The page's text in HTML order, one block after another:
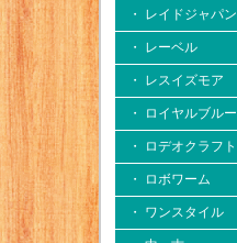
・ レイドジャパン
・ レーベル
・ レスイズモア
・ ロイヤルブルー
・ ロデオクラフト
・ ロボワーム
・ ワンスタイル